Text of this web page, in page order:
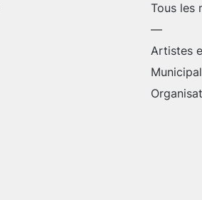
Tous les
—
Artistes